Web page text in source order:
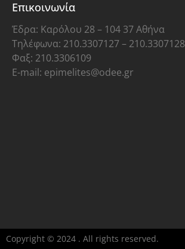
Επικοινωνία
Έδρα: Καρόλου 28 – 104 37 Αθήνα
Τηλέφωνα: 210.3307127 – 210.3307128
Φαξ: 210.3306109
E-mail: epimelites@odee.gr
Copyright © 2024 . All rights reserved.